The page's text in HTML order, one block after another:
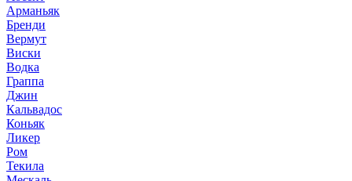
Арманьяк
Бренди
Вермут
Виски
Водка
Граппа
Джин
Кальвадос
Коньяк
Ликер
Ром
Текила